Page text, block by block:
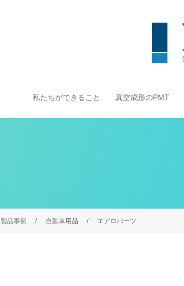
私たちができること 真空成形のPMT
製品事例 自動車用品 エアロパーツ